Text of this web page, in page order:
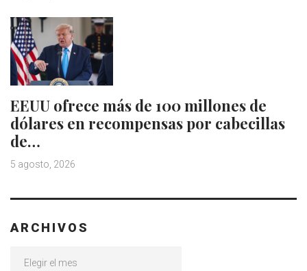
EEUU ofrece más de 100 millones de
dólares en recompensas por cabecillas
de…
5 agosto, 2026
ARCHIVOS